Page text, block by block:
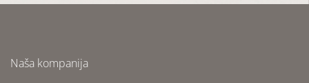
Naša kompanija